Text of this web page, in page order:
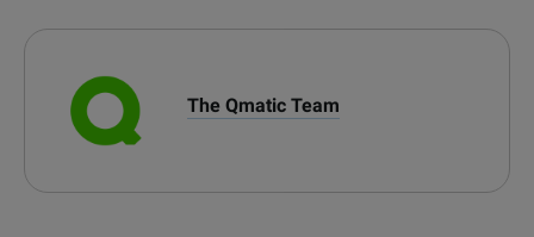
The Qmatic Team